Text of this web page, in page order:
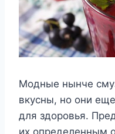
Модные нынче
вкусны, но они
для здоровья.